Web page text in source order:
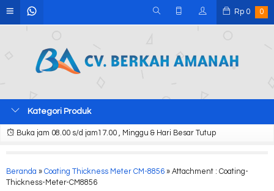
Rp 0 0
Kategori Produk
Buka jam 08.00 s/d jam17.00 , Minggu & Hari Besar Tutup
Beranda » Coating Thickness Meter CM-8856 » Attachment : Coating-
Thickness-Meter-CM8856